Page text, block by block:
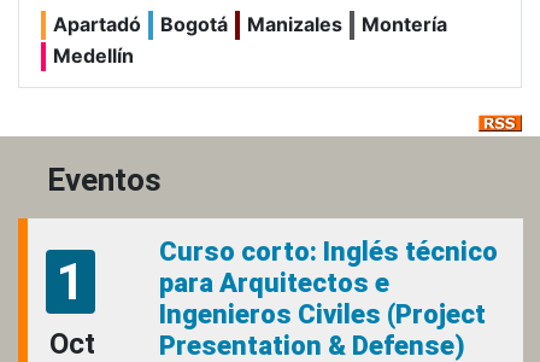
Apartadó Bogotá Manizales
Montería
Medellín
Eventos
1
Oct
Curso corto: Inglés técnico
para Arquitectos e
Ingenieros Civiles (Project
Presentation & Defense)